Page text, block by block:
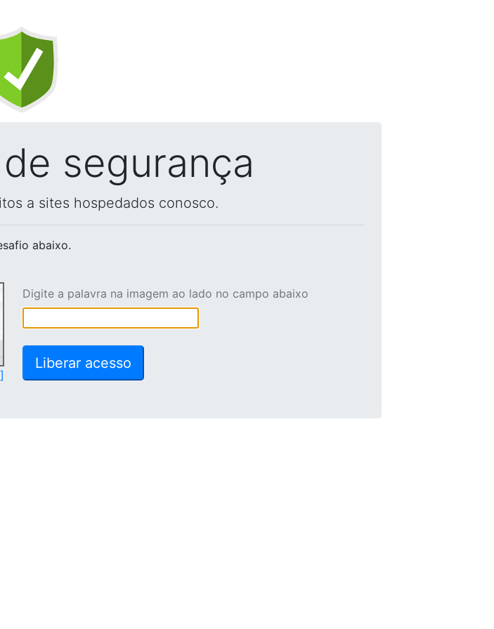
segurança
a sites hospedados conosco.
abaixo.
Digite a palavra na imagem ao lado no campo abaixo